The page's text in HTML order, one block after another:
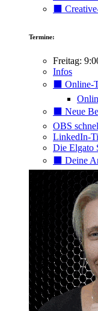
⬛️
Termine:
Freitag:
Infos
⬛️ Online-
⬛️ Neue
OBS
LinkedIn-
Die Elgato
⬛️ Deine